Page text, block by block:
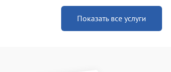
Показать все услуги